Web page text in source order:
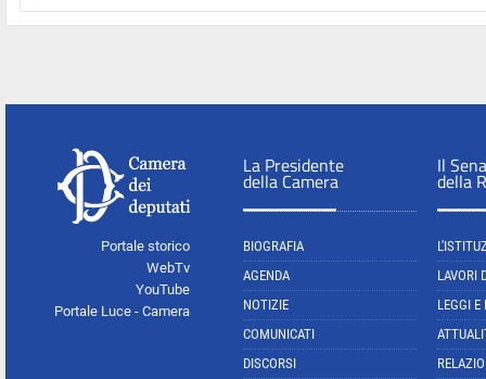
Portale storico
WebTv
YouTube
Portale Luce - Camera
La Presidente
della Camera
BIOGRAFIA
AGENDA
NOTIZIE
COMUNICATI
DISCORSI
Il
della
LAVORI
LEGGI E